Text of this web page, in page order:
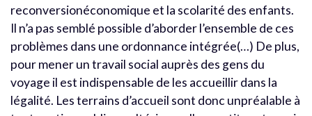
reconversionéconomique et la scolarité des enfants.
Il n’a pas semblé possible d’aborder l’ensemble de ces
problèmes dans une ordonnance intégrée(…) De plus,
pour mener un travail social auprès des gens du
voyage il est indispensable de les accueillir dans la
légalité. Les terrains d’accueil sont donc unpréalable à